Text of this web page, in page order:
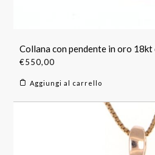
Collana con pendente in oro 18kt
€550,00
Aggiungi al carrello